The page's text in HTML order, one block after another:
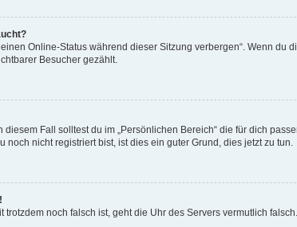
Online-Status während dieser Sitzung verbergen“. Wenn du
Besucher gezählt.
Fall solltest du im „Persönlichen Bereich“ die für dich
nicht registriert bist, ist dies ein guter Grund, dies jetzt zu tun.
noch falsch ist, geht die Uhr des Servers vermutlich